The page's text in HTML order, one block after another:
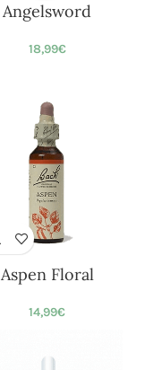
Angelsword
18,99€
Aspen Floral
14,99€